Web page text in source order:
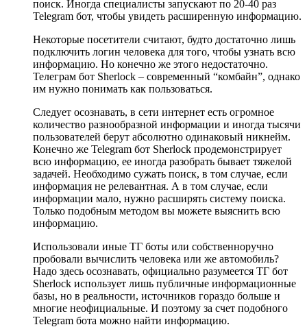
поиск. Иногда специалисты запускают по 20-40 раз
Telegram бот, чтобы увидеть расширенную информацию.
Некоторые посетители считают, будто достаточно лишь
подключить логин человека для того, чтобы узнать всю
информацию. Но конечно же этого недостаточно.
Телеграм бот Sherlock – современный “комбайн”, однако
им нужно понимать как пользоваться.
Следует осознавать, в сети интернет есть огромное
количество разнообразной информации и иногда тысячи
пользователей берут абсолютно одинаковый никнейм.
Конечно же Telegram бот Sherlock продемонстрирует
всю информацию, ее иногда разобрать бывает тяжелой
задачей. Необходимо сужать поиск, в том случае, если
информация не релевантная. А в том случае, если
информации мало, нужно расширять систему поиска.
Только подобным методом вы можете выяснить всю
информацию.
Использовали иные ТГ боты или собственноручно
пробовали вычислить человека или же автомобиль?
Надо здесь осознавать, официально разумеется ТГ бот
Sherlock использует лишь публичные информационные
базы, но в реальности, источников гораздо больше и
многие неофициальные. И поэтому за счет подобного
Telegram бота можно найти информацию.